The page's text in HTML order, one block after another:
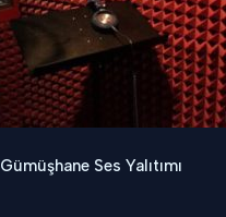
Gümüşhane Ses Yalıtımı